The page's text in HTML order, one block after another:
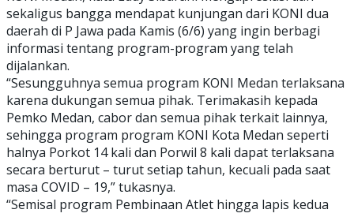
sekaligus bangga mendapat kunjungan dari KONI dua
daerah di P Jawa pada Kamis (6/6) yang ingin berbagi
informasi tentang program-program yang telah
dijalankan.
“Sesungguhnya semua program KONI Medan terlaksana
karena dukungan semua pihak. Terimakasih kepada
Pemko Medan, cabor dan semua pihak terkait lainnya,
sehingga program program KONI Kota Medan seperti
halnya Porkot 14 kali dan Porwil 8 kali dapat terlaksana
secara berturut – turut setiap tahun, kecuali pada saat
masa COVID – 19,” tukasnya.
“Semisal program Pembinaan Atlet hingga lapis kedua